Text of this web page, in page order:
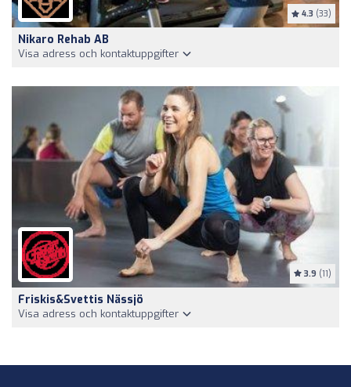
4.3 (33)
Nikaro Rehab AB
Visa adress och kontaktuppgifter
3.9 (11)
Friskis&Svettis Nässjö
Visa adress och kontaktuppgifter